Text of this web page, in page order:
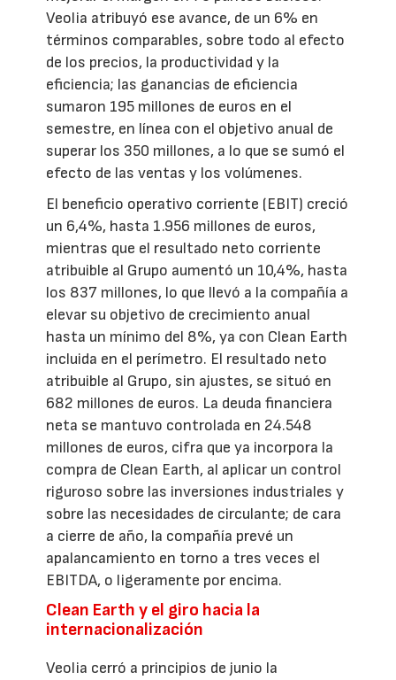
Veolia atribuyó ese avance, de un 6% en
términos comparables, sobre todo al efecto
de los precios, la productividad y la
eficiencia; las ganancias de eficiencia
sumaron 195 millones de euros en el
semestre, en línea con el objetivo anual de
superar los 350 millones, a lo que se sumó el
efecto de las ventas y los volúmenes.
El beneficio operativo corriente (EBIT) creció
un 6,4%, hasta 1.956 millones de euros,
mientras que el resultado neto corriente
atribuible al Grupo aumentó un 10,4%, hasta
los 837 millones, lo que llevó a la compañía a
elevar su objetivo de crecimiento anual
hasta un mínimo del 8%, ya con Clean Earth
incluida en el perímetro. El resultado neto
atribuible al Grupo, sin ajustes, se situó en
682 millones de euros. La deuda financiera
neta se mantuvo controlada en 24.548
millones de euros, cifra que ya incorpora la
compra de Clean Earth, al aplicar un control
riguroso sobre las inversiones industriales y
sobre las necesidades de circulante; de cara
a cierre de año, la compañía prevé un
apalancamiento en torno a tres veces el
EBITDA, o ligeramente por encima.
Clean Earth y el giro hacia la
internacionalización
Veolia cerró a principios de junio la